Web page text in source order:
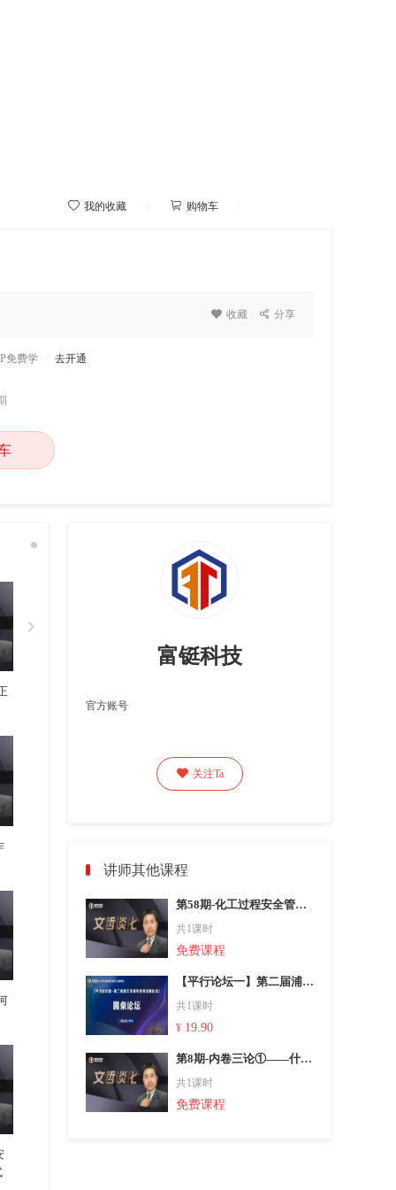
 我的收藏  购物车
 收藏  分享
免费学 去开通

富铤科技
官方账号
 关注Ta
讲师其他课程
第58期-化工过程安全管理五要点
共1课时
免费课程
【平行论坛一】第二届浦江环境可持续发展论坛——圆桌讨论
共1课时
¥ 19.90
第8期-内卷三论①——什么是内卷？
共1课时
免费课程